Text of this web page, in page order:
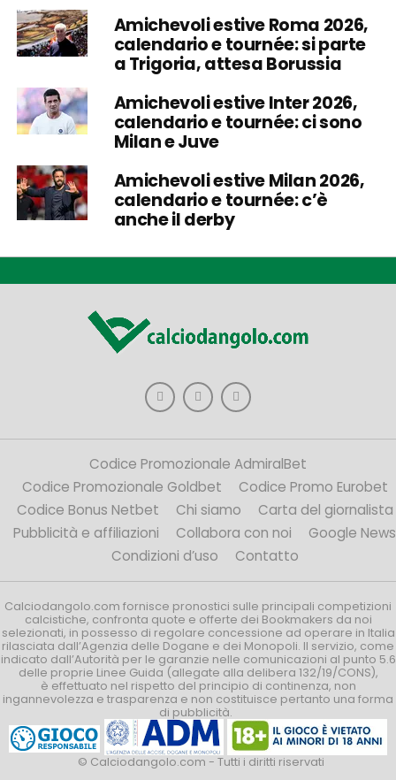
Amichevoli estive Roma 2026,
calendario e tournée: si parte
a Trigoria, attesa Borussia
Amichevoli estive Inter 2026,
calendario e tournée: ci sono
Milan e Juve
Amichevoli estive Milan 2026,
calendario e tournée: c’è
anche il derby
Codice Promozionale AdmiralBet
Codice Promozionale Goldbet
Codice Promo Eurobet
Codice Bonus Netbet
Chi siamo
Carta del giornalista
Pubblicità e affiliazioni
Collabora con noi
Google News
Condizioni d’uso
Contatto
Calciodangolo.com fornisce pronostici sulle principali competizioni
calcistiche, confronta quote e offerte dei Bookmakers da noi
selezionati, in possesso di regolare concessione ad operare in Italia
rilasciata dall’Agenzia delle Dogane e dei Monopoli. Il servizio, come
indicato dall’Autorità per le garanzie nelle comunicazioni al punto 5.6
delle proprie Linee Guida (allegate alla delibera 132/19/CONS),
è effettuato nel rispetto del principio di continenza, non
ingannevolezza e trasparenza e non costituisce pertanto una forma
di pubblicità.
© Calciodangolo.com - Tutti i diritti riservati